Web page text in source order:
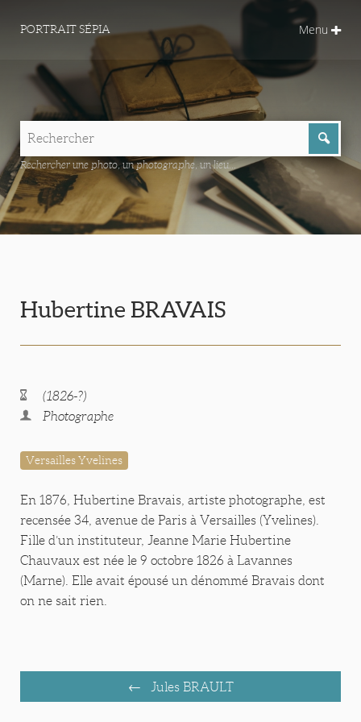
PORTRAIT SÉPIA Menu
Rechercher une photo, un photographe, un lieu...
Hubertine BRAVAIS
(1826-?)
Photographe
Versailles Yvelines
En 1876, Hubertine Bravais, artiste photographe, est
recensée 34, avenue de Paris à Versailles (Yvelines).
Fille d’un instituteur, Jeanne Marie Hubertine
Chauvaux est née le 9 octobre 1826 à Lavannes
(Marne). Elle avait épousé un dénommé Bravais dont
on ne sait rien.
Jules BRAULT